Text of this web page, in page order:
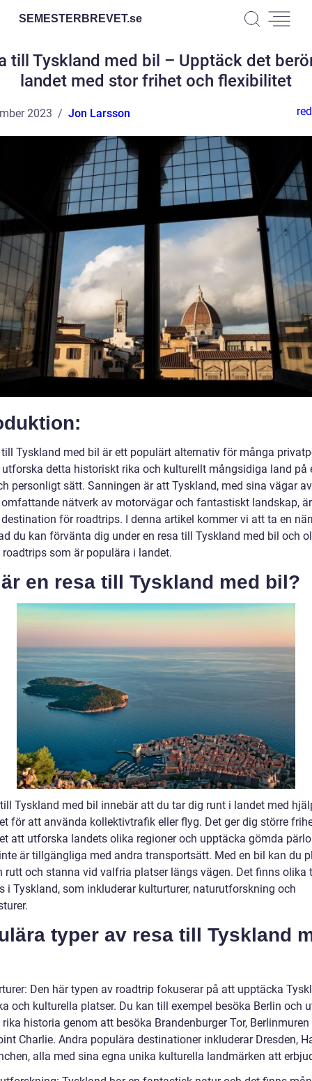
SEMESTERBREVET.se
till Tyskland med bil – Upptäck det
landet med stor frihet och flexibilitet
2023 Jon Larsson
Tyskland med bil är ett populärt alternativ för många
detta historiskt rika och kulturellt mångsidiga land på
personligt sätt. Sanningen är att Tyskland, med sina vägar
nätverk av motorvägar och fantastiskt landskap,
för roadtrips. I denna artikel kommer vi att ta en
du kan förvänta dig under en resa till Tyskland med bil och
roadtrips som är populära i landet.
en resa till Tyskland med bil?
Tyskland med bil innebär att du tar dig runt i landet med
för att använda kollektivtrafik eller flyg. Det ger dig större
att utforska landets olika regioner och upptäcka gömda
är tillgängliga med andra transportsätt. Med en bil kan du
rutt och stanna vid valfria platser längs vägen. Det finns olika
i Tyskland, som inkluderar kulturturer, naturutforskning och
typer av resa till Tyskland
Den här typen av roadtrip fokuserar på att upptäcka
och kulturella platser. Du kan till exempel besöka Berlin och
historia genom att besöka Brandenburger Tor, Berlinmuren
Charlie. Andra populära destinationer inkluderar Dresden,
alla med sina egna unika kulturella landmärken att